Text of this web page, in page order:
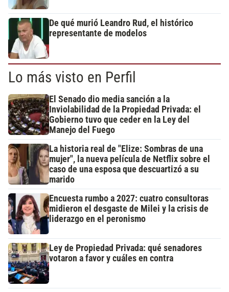
De qué murió Leandro Rud, el histórico
representante de modelos
Lo más visto en Perfil
El Senado dio media sanción a la
Inviolabilidad de la Propiedad Privada: el
Gobierno tuvo que ceder en la Ley del
Manejo del Fuego
La historia real de "Elize: Sombras de una
mujer", la nueva película de Netflix sobre el
caso de una esposa que descuartizó a su
marido
Encuesta rumbo a 2027: cuatro consultoras
midieron el desgaste de Milei y la crisis de
liderazgo en el peronismo
Ley de Propiedad Privada: qué senadores
votaron a favor y cuáles en contra